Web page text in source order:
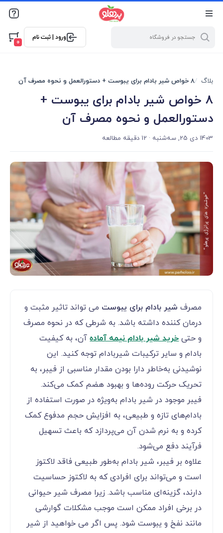
@media screen and (max-width: 500px) { .w-ch{bottom: 125px
!important; left:5px !important;} }
ورود | ثبت نام
0
بلاگ 8 خواص شیر بادام برای یبوست + دستورالعمل و نحوه مصرف آن
8 خواص شیر بادام برای یبوست +
دستورالعمل و نحوه مصرف آن
1403 دی 25, سه‌شنبه · 12 دقیقه مطالعه
مصرف شیر بادام برای یبوست می تواند تاثیر مثبت و
درمان کننده داشته باشد. به شرطی که در نحوه مصرف
و حتیخرید شیر بادام نیمه آمادهآن، به کیفیت
بادام و سایر ترکیبات شیربادام توجه کنید. این
نوشیدنی به‌خاطر دارا بودن مقدار مناسبی از فیبر، به
تحریک حرکت روده‌ها و بهبود هضم کمک می‌کند.
فیبر موجود در شیر بادام به‌ویژه در صورت استفاده از
بادام‌های تازه و طبیعی، به افزایش حجم مدفوع کمک
کرده و به نرم شدن آن می‌پردازد که باعث تسهیل
فرآیند دفع می‌شود.
علاوه بر فیبر، شیر بادام به‌طور طبیعی فاقد لاکتوز
است و می‌تواند برای افرادی که به لاکتوز حساسیت
دارند، گزینه‌ای مناسب باشد. زیرا مصرف شیر حیوانی
در برخی افراد ممکن است موجب مشکلات گوارشی
مانند نفخ و یبوست شود. پس اگر می خواهید از شیر